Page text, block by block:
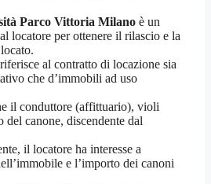
Parco Vittoria Milano è un
locatore per ottenere il rilascio e la
al contratto di locazione sia
che d’immobili ad uso
il conduttore (affittuario), violi
del canone, discendente dal
il locatore ha interesse a
e l’importo dei canoni